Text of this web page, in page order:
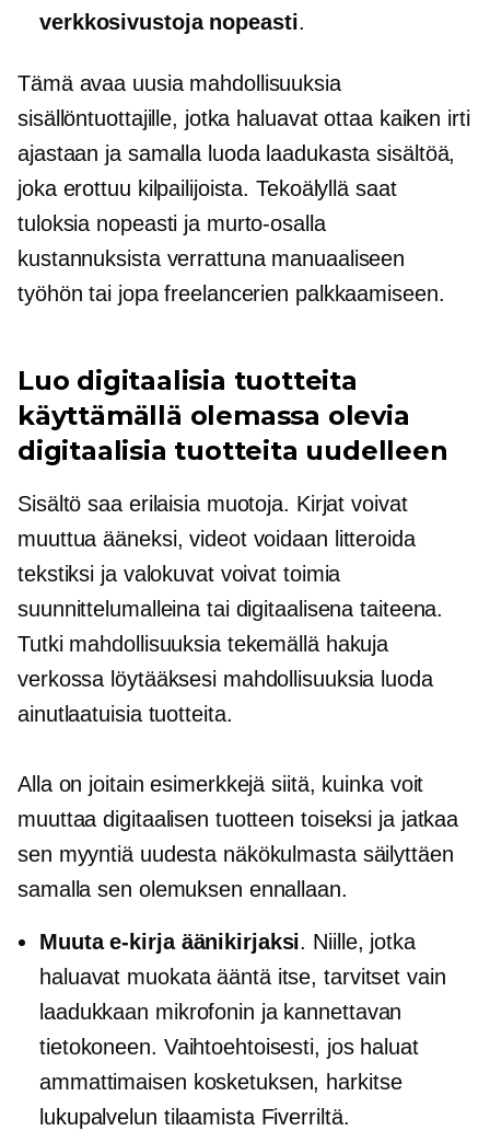
verkkosivustoja nopeasti.
Tämä avaa uusia mahdollisuuksia
sisällöntuottajille, jotka haluavat ottaa kaiken irti
ajastaan ​​ja samalla luoda laadukasta sisältöä,
joka erottuu kilpailijoista. Tekoälyllä saat
tuloksia nopeasti ja murto-osalla
kustannuksista verrattuna manuaaliseen
työhön tai jopa freelancerien palkkaamiseen.
Luo digitaalisia tuotteita
käyttämällä olemassa olevia
digitaalisia tuotteita uudelleen
Sisältö saa erilaisia ​​muotoja. Kirjat voivat
muuttua ääneksi, videot voidaan litteroida
tekstiksi ja valokuvat voivat toimia
suunnittelumalleina tai digitaalisena taiteena.
Tutki mahdollisuuksia tekemällä hakuja
verkossa löytääksesi mahdollisuuksia luoda
ainutlaatuisia tuotteita.
Alla on joitain esimerkkejä siitä, kuinka voit
muuttaa digitaalisen tuotteen toiseksi ja jatkaa
sen myyntiä uudesta näkökulmasta säilyttäen
samalla sen olemuksen ennallaan.
Muuta e-kirja äänikirjaksi. Niille, jotka
haluavat muokata ääntä itse, tarvitset vain
laadukkaan mikrofonin ja kannettavan
tietokoneen. Vaihtoehtoisesti, jos haluat
ammattimaisen kosketuksen, harkitse
lukupalvelun tilaamista Fiverriltä.